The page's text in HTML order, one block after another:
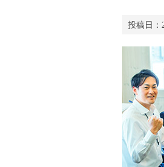
投稿日：